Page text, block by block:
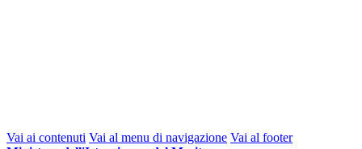
Vai ai contenuti Vai al menu di navigazione Vai al footer